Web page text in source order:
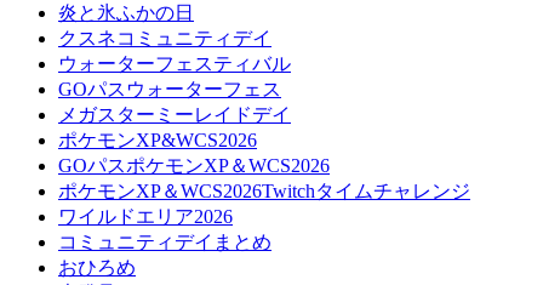
炎と氷ふかの日
クスネコミュニティデイ
ウォーターフェスティバル
GOパスウォーターフェス
メガスターミーレイドデイ
ポケモンXP&WCS2026
GOパスポケモンXP＆WCS2026
ポケモンXP＆WCS2026Twitchタイムチャレンジ
ワイルドエリア2026
コミュニティデイまとめ
おひろめ